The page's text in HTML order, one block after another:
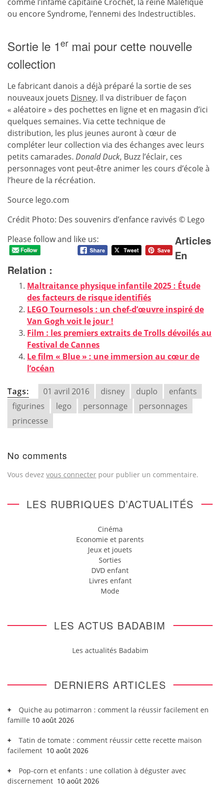
ou encore Syndrome, l’ennemi des Indestructibles.
Sortie le 1er mai pour cette nouvelle
collection
Le fabricant danois a déjà préparé la sortie de ses
nouveaux jouets Disney. Il va distribuer de façon
« aléatoire » des pochettes en ligne et en magasin d’ici
quelques semaines. Via cette technique de
distribution, les plus jeunes auront à cœur de
compléter leur collection via des échanges avec leurs
petits camarades. Donald Duck, Buzz l’éclair, ces
personnages vont peut-être animer les cours d’école à
l’heure de la récréation.
Source lego.com
Crédit Photo: Des souvenirs d’enfance ravivés © Lego
Please follow and like us:
Articles
En
Relation :
Maltraitance physique infantile 2025 : Étude
des facteurs de risque identifiés
LEGO Tournesols : un chef-d’œuvre inspiré de
Van Gogh voit le jour !
Film : les premiers extraits de Trolls dévoilés au
Festival de Cannes
Le film « Blue » : une immersion au cœur de
l’océan
Tags: 01 avril 2016 disney duplo
enfants
figurines
lego personnage
personnages
princesse
No comments
Vous devez vous connecter pour publier un commentaire.
LES RUBRIQUES D’ACTUALITÉS
Cinéma
Economie et parents
Jeux et jouets
Sorties
DVD enfant
Livres enfant
Mode
LES ACTUS BADABIM
Les actualités Badabim
DERNIERS ARTICLES
Quiche au potimarron : comment la réussir facilement en
famille 10 août 2026
Tatin de tomate : comment réussir cette recette maison
facilement 10 août 2026
Pop-corn et enfants : une collation à déguster avec
discernement 10 août 2026